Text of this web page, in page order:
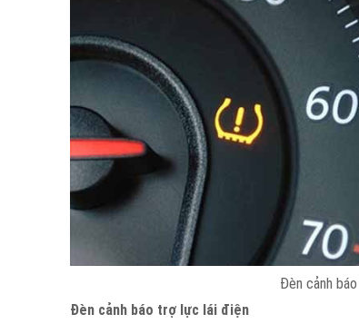
Đèn cảnh
Đèn cảnh báo trợ lực lái điện